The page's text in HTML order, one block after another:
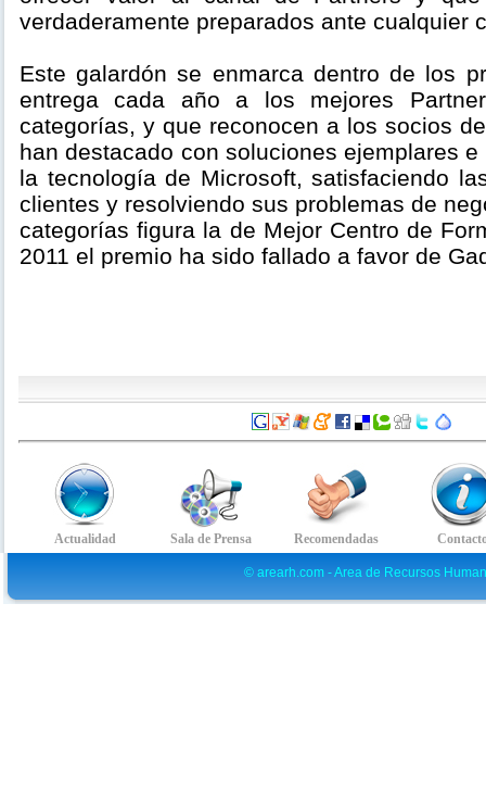
verdaderamente preparados ante cualquier
Este galardón se enmarca dentro de los
entrega cada año a los mejores
categorías, y que reconocen a los socios
han destacado con soluciones ejemplares
la tecnología de Microsoft, satisfaciendo
clientes y resolviendo sus problemas de
categorías figura la de Mejor Centro de
2011 el premio ha sido fallado a favor de
© arearh.com - Area de Recursos